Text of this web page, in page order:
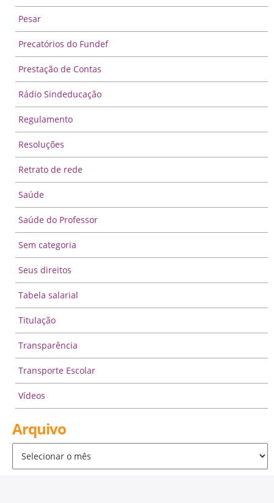
Pesar
Precatórios do Fundef
Prestação de Contas
Rádio Sindeducação
Regulamento
Resoluções
Retrato de rede
Saúde
Saúde do Professor
Sem categoria
Seus direitos
Tabela salarial
Titulação
Transparência
Transporte Escolar
Vídeos
Arquivo